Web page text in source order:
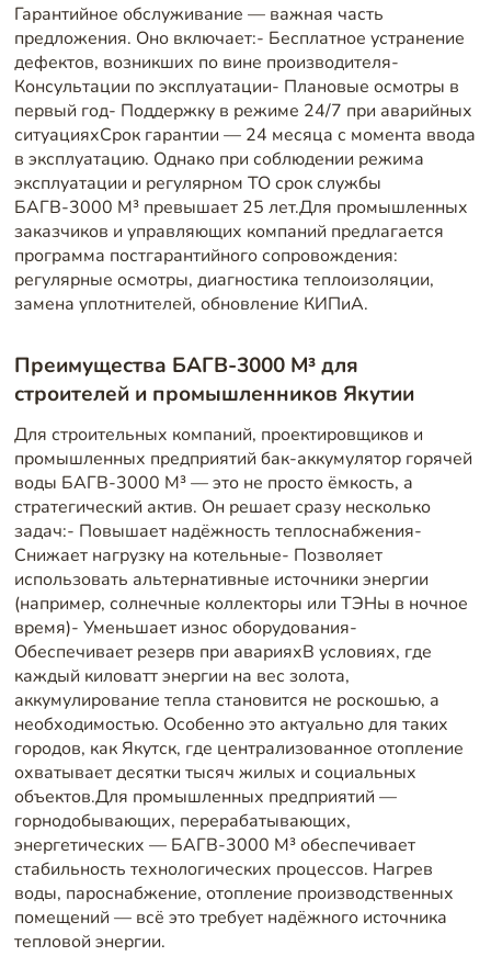
Гарантийное обслуживание — важная часть
предложения. Оно включает:- Бесплатное устранение
дефектов, возникших по вине производителя-
Консультации по эксплуатации- Плановые осмотры в
первый год- Поддержку в режиме 24/7 при аварийных
ситуацияхСрок гарантии — 24 месяца с момента ввода
в эксплуатацию. Однако при соблюдении режима
эксплуатации и регулярном ТО срок службы
БАГВ-3000 М³ превышает 25 лет.Для промышленных
заказчиков и управляющих компаний предлагается
программа постгарантийного сопровождения:
регулярные осмотры, диагностика теплоизоляции,
замена уплотнителей, обновление КИПиА.
Преимущества БАГВ-3000 М³ для
строителей и промышленников Якутии
Для строительных компаний, проектировщиков и
промышленных предприятий бак-аккумулятор горячей
воды БАГВ-3000 М³ — это не просто ёмкость, а
стратегический актив. Он решает сразу несколько
задач:- Повышает надёжность теплоснабжения-
Снижает нагрузку на котельные- Позволяет
использовать альтернативные источники энергии
(например, солнечные коллекторы или ТЭНы в ночное
время)- Уменьшает износ оборудования-
Обеспечивает резерв при аварияхВ условиях, где
каждый киловатт энергии на вес золота,
аккумулирование тепла становится не роскошью, а
необходимостью. Особенно это актуально для таких
городов, как Якутск, где централизованное отопление
охватывает десятки тысяч жилых и социальных
объектов.Для промышленных предприятий —
горнодобывающих, перерабатывающих,
энергетических — БАГВ-3000 М³ обеспечивает
стабильность технологических процессов. Нагрев
воды, пароснабжение, отопление производственных
помещений — всё это требует надёжного источника
тепловой энергии.